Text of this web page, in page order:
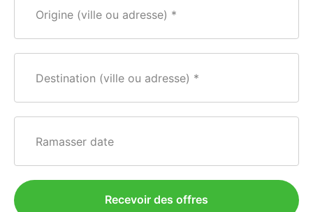
Origine (ville ou adresse)
Destination (ville ou adresse)
Ramasser date
Recevoir des offres